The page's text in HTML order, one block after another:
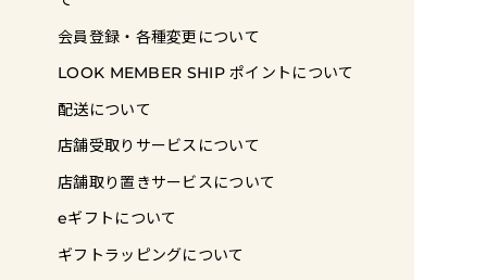
会員登録・各種変更について
LOOK MEMBER SHIP ポイントについて
配送について
店舗受取りサービスについて
店舗取り置きサービスについて
eギフトについて
ギフトラッピングについて